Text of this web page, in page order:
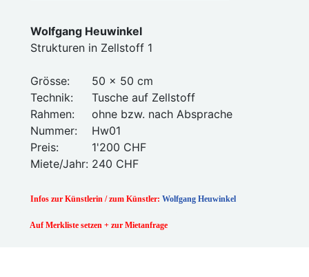
Wolfgang Heuwinkel
Strukturen in Zellstoff 1
Grösse:
50 x 50 cm
Technik:
Tusche auf Zellstoff
Rahmen:
ohne bzw. nach Absprache
Nummer:
Hw01
Preis:
1'200 CHF
Miete/Jahr: 240 CHF
Infos zur Künstlerin / zum Künstler: Wolfgang Heuwinkel